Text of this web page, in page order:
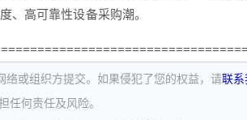
、高可靠性设备采购潮。
络或组织方提交。如果侵犯了您的权益，请联系
任何责任及风险。